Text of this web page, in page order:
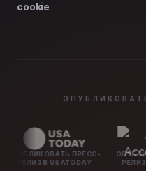
cookie
ПРЕСС-
ОПУБЛИКОВАТЬ
РЕЛИЗ В